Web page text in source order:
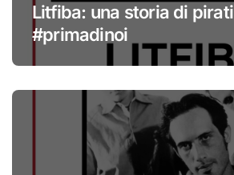
Litfiba: una storia di pirati
#primadinoi